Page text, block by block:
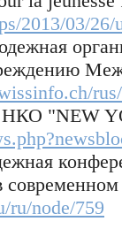
2013/03/
НКО "NEW
ru/node/759